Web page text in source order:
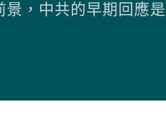
，中共的早期回應